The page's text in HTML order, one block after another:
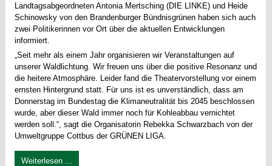
Landtagsabgeordneten Antonia Mertsching (DIE LINKE) und Heide
Schinowsky von den Brandenburger Bündnisgrünen haben sich auch
zwei Politikerinnen vor Ort über die aktuellen Entwicklungen
informiert.
„Seit mehr als einem Jahr organisieren wir Veranstaltungen auf
unserer Waldlichtung. Wir freuen uns über die positive Resonanz und
die heitere Atmosphäre. Leider fand die Theatervorstellung vor einem
ernsten Hintergrund statt. Für uns ist es unverständlich, dass am
Donnerstag im Bundestag die Klimaneutralität bis 2045 beschlossen
wurde, aber dieser Wald immer noch für Kohleabbau vernichtet
werden soll.“, sagt die Organisatorin Rebekka Schwarzbach von der
Umweltgruppe Cottbus der GRÜNEN LIGA.
Weiterlesen ...